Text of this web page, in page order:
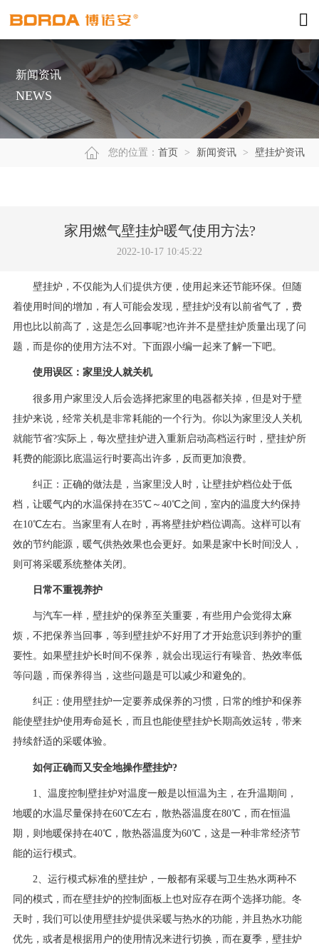
新闻资讯
NEWS
您的位置： 首页 > 新闻资讯 > 壁挂炉资讯
家用燃气壁挂炉暖气使用方法?
2022-10-17 10:45:22
壁挂炉，不仅能为人们提供方便，使用起来还节能环保。但随
着使用时间的增加，有人可能会发现，壁挂炉没有以前省气了，费
用也比以前高了，这是怎么回事呢?也许并不是壁挂炉质量出现了问
题，而是你的使用方法不对。下面跟小编一起来了解一下吧。
使用误区：家里没人就关机
很多用户家里没人后会选择把家里的电器都关掉，但是对于壁
挂炉来说，经常关机是非常耗能的一个行为。你以为家里没人关机
就能节省?实际上，每次壁挂炉进入重新启动高档运行时，壁挂炉所
耗费的能源比底温运行时要高出许多，反而更加浪费。
纠正：正确的做法是，当家里没人时，让壁挂炉档位处于低
档，让暖气内的水温保持在35℃～40℃之间，室内的温度大约保持
在10℃左右。当家里有人在时，再将壁挂炉档位调高。这样可以有
效的节约能源，暖气供热效果也会更好。如果是家中长时间没人，
则可将采暖系统整体关闭。
日常不重视养护
与汽车一样，壁挂炉的保养至关重要，有些用户会觉得太麻
烦，不把保养当回事，等到壁挂炉不好用了才开始意识到养护的重
要性。如果壁挂炉长时间不保养，就会出现运行有噪音、热效率低
等问题，而保养得当，这些问题是可以减少和避免的。
纠正：使用壁挂炉一定要养成保养的习惯，日常的维护和保养
能使壁挂炉使用寿命延长，而且也能使壁挂炉长期高效运转，带来
持续舒适的采暖体验。
如何正确而又安全地操作壁挂炉?
1、温度控制壁挂炉对温度一般是以恒温为主，在升温期间，
地暖的水温尽量保持在60℃左右，散热器温度在80℃，而在恒温
期，则地暖保持在40℃，散热器温度为60℃，这是一种非常经济节
能的运行模式。
2、运行模式标准的壁挂炉，一般都有采暖与卫生热水两种不
同的模式，而在壁挂炉的控制面板上也对应存在两个选择功能。冬
天时，我们可以使用壁挂炉提供采暖与热水的功能，并且热水功能
优先，或者是根据用户的使用情况来进行切换，而在夏季，壁挂炉